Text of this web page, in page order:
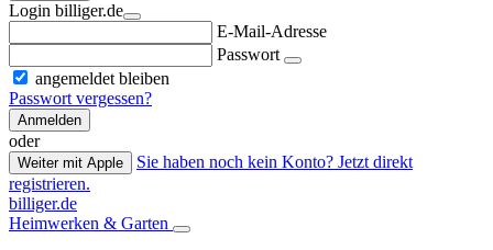
Login billiger.de
E-Mail-Adresse
Passwort
angemeldet bleiben
Passwort vergessen?
Anmelden
oder
Weiter mit Apple
Sie haben noch kein Konto? Jetzt direkt
registrieren.
billiger.de
Heimwerken & Garten